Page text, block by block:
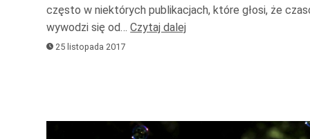
często w niektórych publikacjach, które głosi, że
wywodzi się od…Czytaj dalej
25 listopada 2017